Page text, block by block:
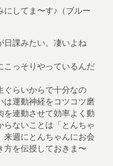
にしてま〜す♪（ブルー
日課みたい。凄いよね
こっそりやっているんだ
ぐらいからで十分なの
は運動神経をコツコツ磨
を連動させて効率よく動
ないことは「とんちゃ
来週にとんちゃんにお会
方を伝授しておきま〜